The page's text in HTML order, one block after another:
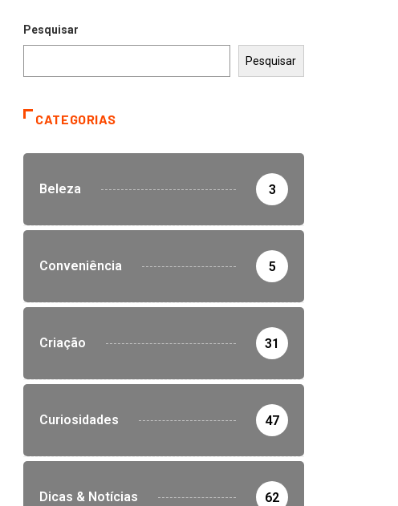
Pesquisar
Pesquisar
CATEGORIAS
Beleza 3
Conveniência 5
Criação 31
Curiosidades 47
Dicas & Notícias 62